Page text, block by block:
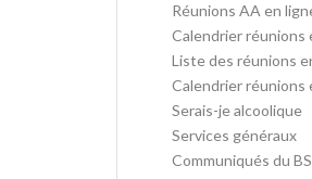
Réunions AA en
Calendrier réunions
Liste des réunions
Calendrier réunions
Serais-je alcoolique
Services généraux
Communiqués du